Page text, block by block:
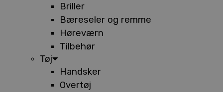
Briller
Bæreseler og remme
Høreværn
Tilbehør
Tøj
Handsker
Overtøj